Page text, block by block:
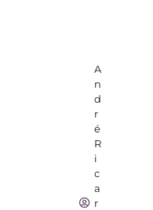
A
n
d
r
é
R
i
c
a
r